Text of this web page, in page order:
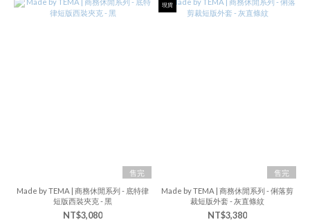
售完
Made by TEMA | 商務休閒系列 - 底特律
短版西裝夾克 - 黑
NT$3,080
現貨
售完
Made by TEMA | 商務休閒系列 - 俐落剪
裁短版外套 - 灰直條紋
NT$3,380